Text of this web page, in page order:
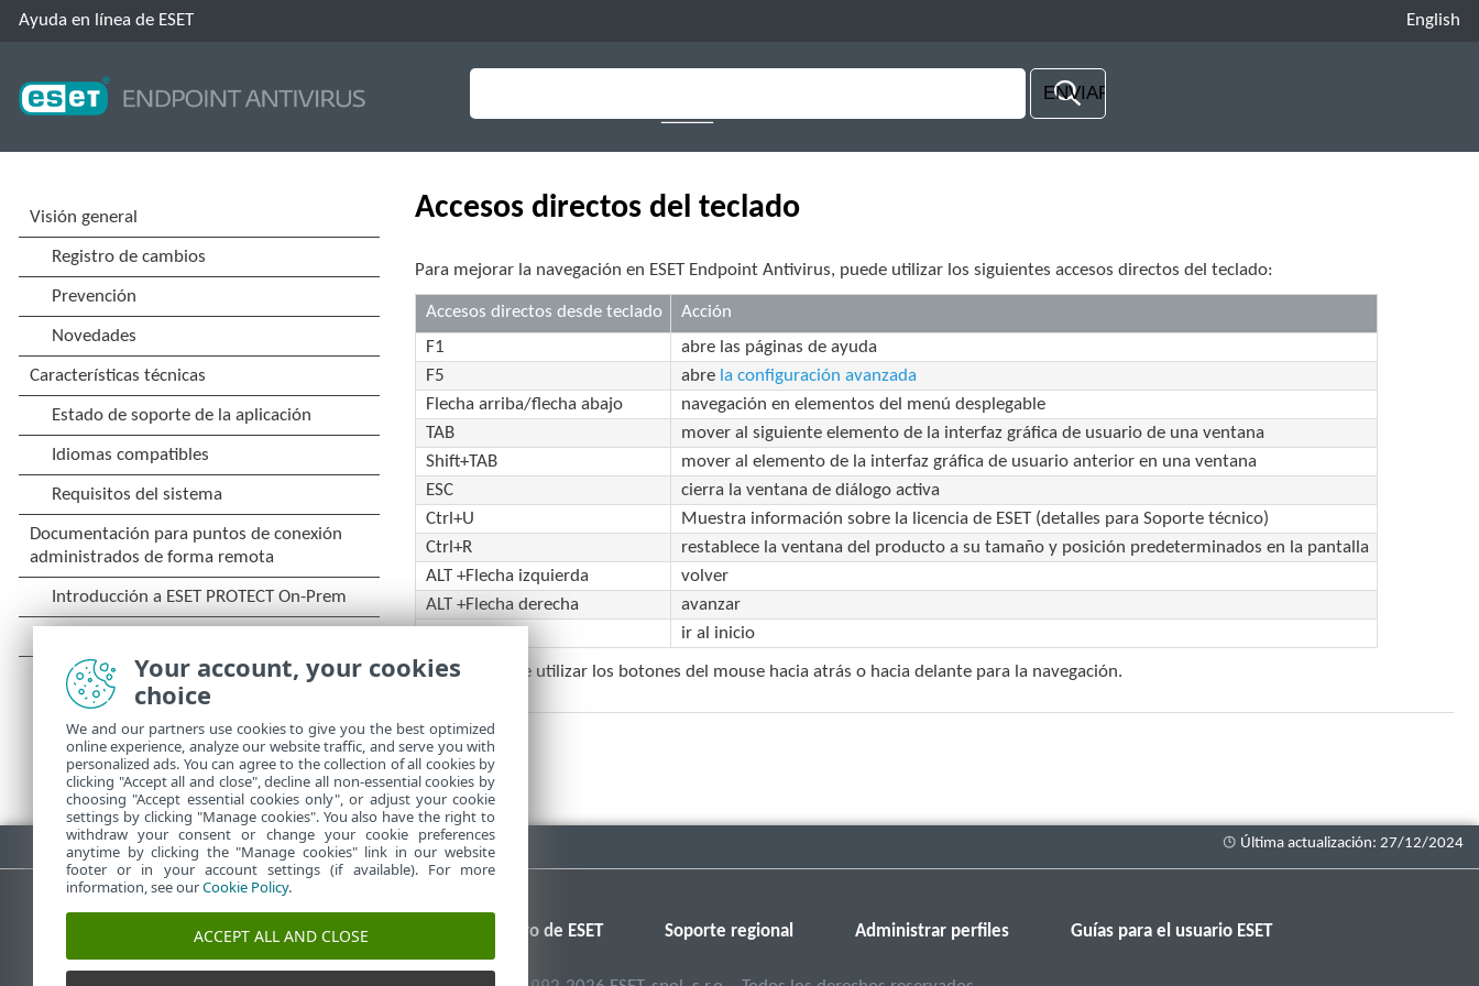
Ayuda en línea de ESET English
Accesos directos del teclado
Para mejorar la navegación en ESET Endpoint Antivirus, puede utilizar los siguientes accesos directos del teclado:
Accesos directos desde teclado
Acción
F1
abre las páginas de ayuda
F5
abre la configuración avanzada
Flecha arriba/flecha abajo
navegación en elementos del menú desplegable
TAB
mover al siguiente elemento de la interfaz gráfica de usuario de una ventana
Shift+TAB
mover al elemento de la interfaz gráfica de usuario anterior en una ventana
ESC
cierra la ventana de diálogo activa
Ctrl+U
Muestra información sobre la licencia de ESET (detalles para Soporte técnico)
Ctrl+R
restablece la ventana del producto a su tamaño y posición predeterminados en la pantalla
ALT +Flecha izquierda
volver
ALT +Flecha derecha
avanzar
ir al inicio
También puede utilizar los botones del mouse hacia atrás o hacia delante para la navegación.
Descargar PDF
Base de conocimiento de ESET Foro de ESET Soporte regional Administrar perfiles Guías para el usuario ESET
Your account, your cookies
choice
We and our partners use cookies to give you the best optimized
online experience, analyze our website traffic, and serve you with
personalized ads. You can agree to the collection of all cookies by
clicking "Accept all and close", decline all non-essential cookies by
choosing "Accept essential cookies only", or adjust your cookie
settings by clicking "Manage cookies". You also have the right to
withdraw your consent or change your cookie preferences
anytime by clicking the "Manage cookies" link in our website
footer or in your account settings (if available). For more
information, see ourCookie Policy.
ACCEPT ALL AND CLOSE